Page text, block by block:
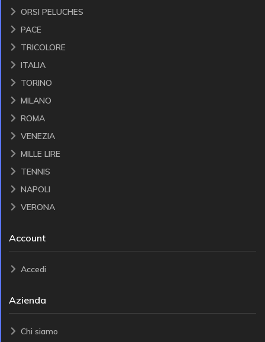
ORSI PELUCHES
PACE
TRICOLORE
ITALIA
TORINO
MILANO
ROMA
VENEZIA
MILLE LIRE
TENNIS
NAPOLI
VERONA
Account
Accedi
Azienda
Chi siamo